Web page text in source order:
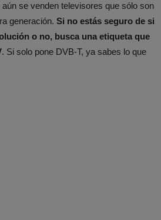
se venden televisores que sólo son
generación. Si no estás seguro de si
o no, busca una etiqueta que
. Si solo pone DVB-T, ya sabes lo que